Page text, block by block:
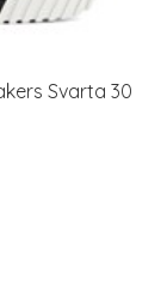
Svarta 30